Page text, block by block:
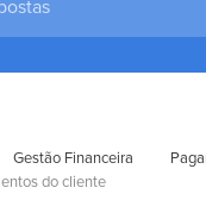
Gestão Financeira
do cliente